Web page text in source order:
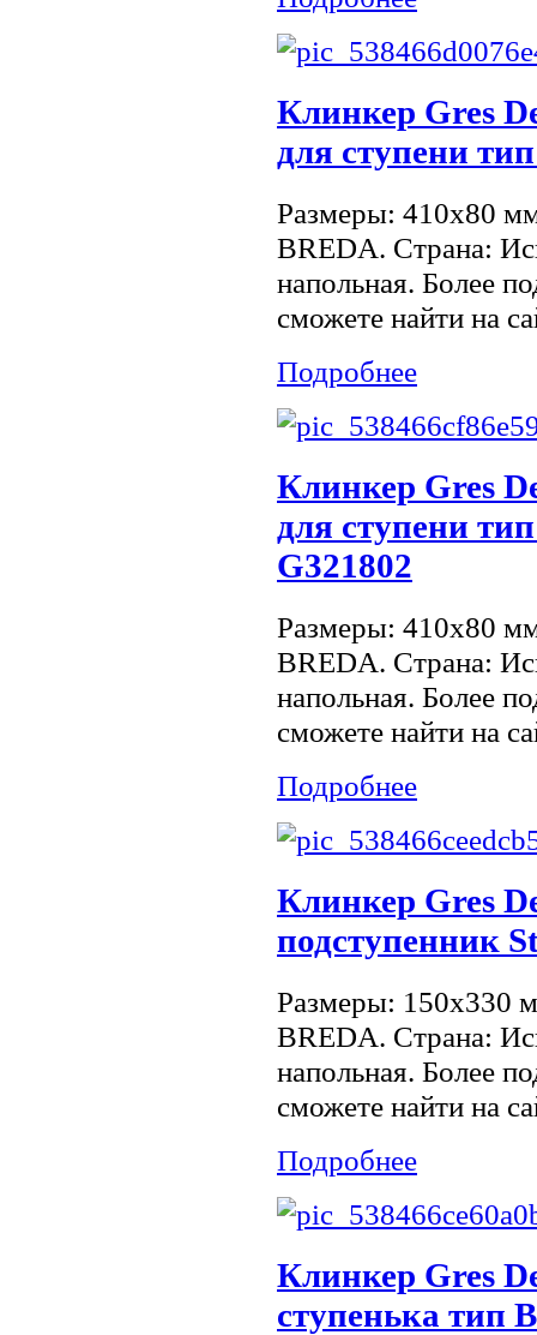
Клинкер Gres
для ступени
Размеры: 410x80
BREDA. Страна:
напольная. Более
сможете найти на
Подробнее
Клинкер Gres
для ступени
G321802
Размеры: 410x80
BREDA. Страна:
напольная. Более
сможете найти на
Подробнее
Клинкер Gres
подступенник
Размеры: 150x330
BREDA. Страна:
напольная. Более
сможете найти на
Подробнее
Клинкер Gres
ступенька тип